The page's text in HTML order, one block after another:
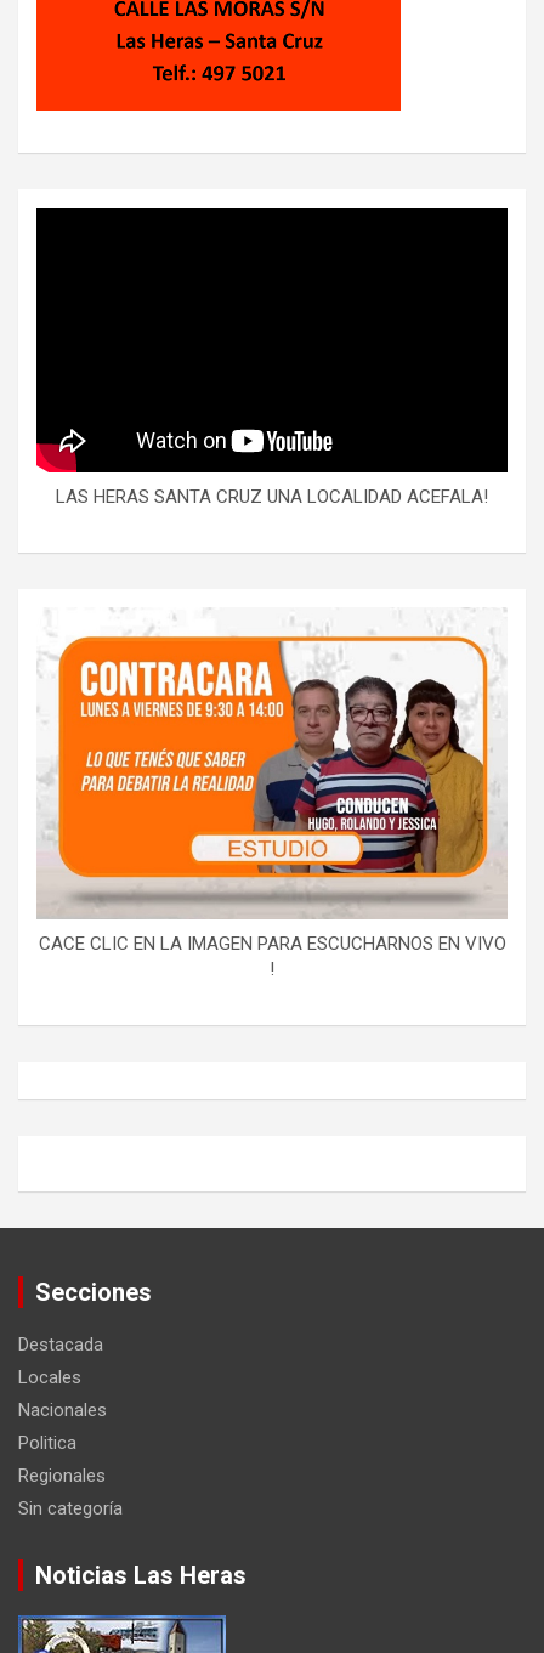
LAS HERAS SANTA CRUZ UNA LOCALIDAD ACEFALA!
CACE CLIC EN LA IMAGEN PARA ESCUCHARNOS EN VIVO
!
Secciones
Destacada
Locales
Nacionales
Politica
Regionales
Sin categoría
Noticias Las Heras